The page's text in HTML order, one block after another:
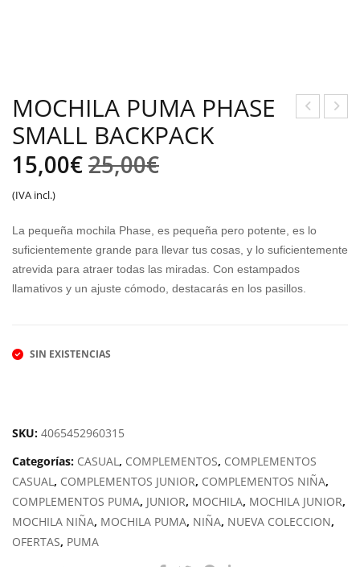
MOCHILA PUMA PHASE
SMALL BACKPACK
25,00€El
original
era:
25,00€.
15,00€
El
actual
es:
15,00€.
(IVA incl.)
La pequeña mochila Phase, es pequeña pero potente, es lo
suficientemente grande para llevar tus cosas, y lo suficientemente
atrevida para atraer todas las miradas. Con estampados
llamativos y un ajuste cómodo, destacarás en los pasillos.
SIN EXISTENCIAS
SKU: 4065452960315
Categorías: CASUAL , COMPLEMENTOS, COMPLEMENTOS
CASUAL , COMPLEMENTOS JUNIOR, COMPLEMENTOS NIÑA,
COMPLEMENTOS PUMA, JUNIOR, MOCHILA, MOCHILA JUNIOR,
MOCHILA NIÑA, MOCHILA PUMA, NIÑA, NUEVA COLECCION,
OFERTAS, PUMA